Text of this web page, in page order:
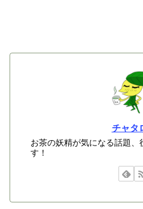
チャタ
お茶の妖精が気になる話題、
す！